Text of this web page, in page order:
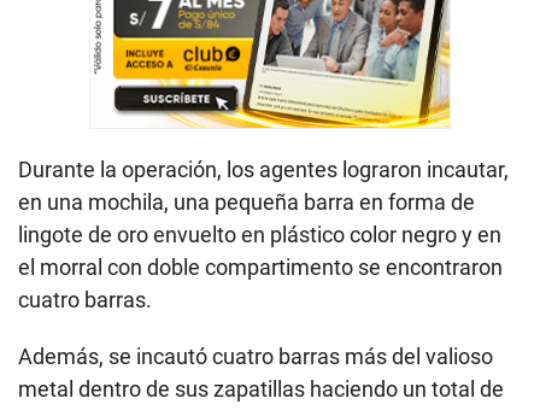
Durante la operación, los agentes lograron incautar,
en una mochila, una pequeña barra en forma de
lingote de oro envuelto en plástico color negro y en
el morral con doble compartimento se encontraron
cuatro barras.
Además, se incautó cuatro barras más del valioso
metal dentro de sus zapatillas haciendo un total de